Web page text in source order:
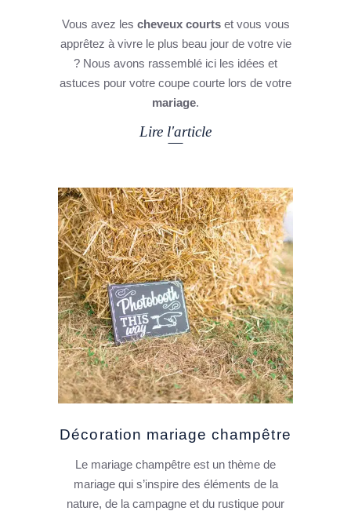
Vous avez les cheveux courtset vous vous
apprêtez à vivre le plus beau jour de votre vie
? Nous avons rassemblé ici les idées et
astuces pour votre coupe courte lors de votre
mariage.
Lire l'article
Décoration mariage champêtre
Le mariage champêtre est un thème de
mariage qui s’inspire des éléments de la
nature, de la campagne et du rustique pour